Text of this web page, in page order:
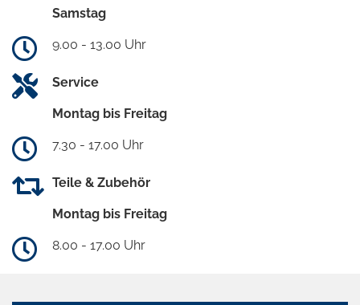
Samstag
9.00 - 13.00 Uhr
Service
Montag bis Freitag
7.30 - 17.00 Uhr
Teile & Zubehör
Montag bis Freitag
8.00 - 17.00 Uhr